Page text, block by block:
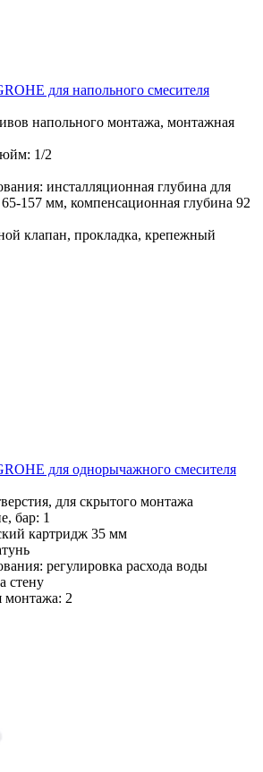
для напольного смесителя
напольного монтажа, монтажная
1/2
инсталляционная глубина для
157 мм, компенсационная глубина 92
клапан, прокладка, крепежный
для однорычажного смесителя
для скрытого монтажа
бар: 1
картридж 35 мм
регулировка расхода воды
стену
монтажа: 2